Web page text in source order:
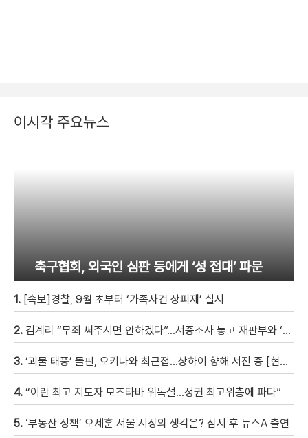
이시각 주요뉴스
축구협회, 외국인 심판 등에게 ‘성 접대’ 파문
1. [속보]경찰, 9월 초부터 ‘가족사건 상피제’ 실시
2. 김계리 “무죄 써주시면 안하겠다”…서증조사 놓고 재판부와 ‘신경전’ [현장영상]
3. ‘괴물 태풍’ 돌핀, 오키나와 최근접…상하이 향해 서진 중 [현장영상]
4. “이란 최고 지도자 모즈타바 위독설…정권 최고위층에 파다”
5. ‘부동산 정책’ 오세훈 서울 시장의 생각은? 잠시 후 뉴스A 출연